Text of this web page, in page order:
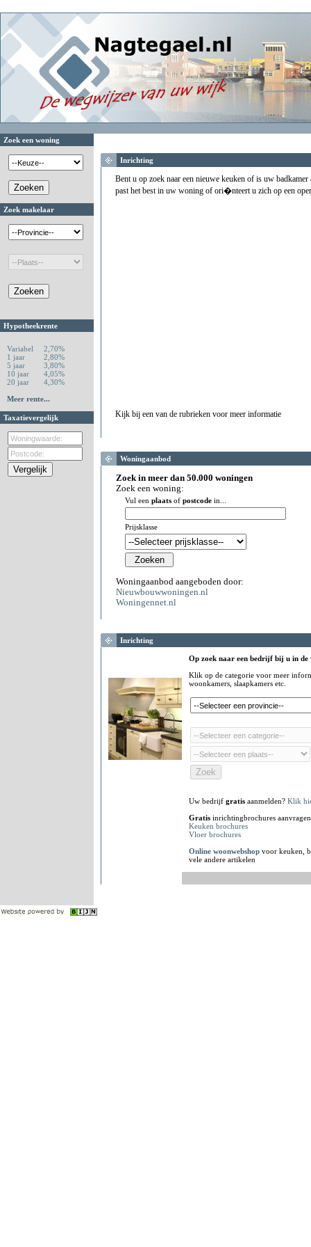
Zoek een woning
Zoek makelaar
Hypotheekrente
Variabel
2,70%
1 jaar
2,80%
5 jaar
3,80%
10 jaar
4,05%
20 jaar
4,30%
Meer rente...
Taxatievergelijk
Inrichting
Bent u op zoek naar een nieuwe keuken of is uw
past het best in uw woning of ori�nteert u zich op een
Kijk bij een van de rubrieken voor meer informatie
Woningaanbod
Zoek in meer dan 50.000 woningen
Zoek een woning:
Vul een plaats of postcode in...
Prijsklasse
Woningaanbod aangeboden door:
Nieuwbouwwoningen.nl
Woningennet.nl
Inrichting
Op zoek naar een bedrijf bij u in
Klik op de categorie voor meer
woonkamers, slaapkamers etc.
Uw bedrijf gratis aanmelden? Klik
Gratis inrichtingbrochures
Keuken brochures
Vloer brochures
Online woonwebshop voor keuken,
vele andere artikelen